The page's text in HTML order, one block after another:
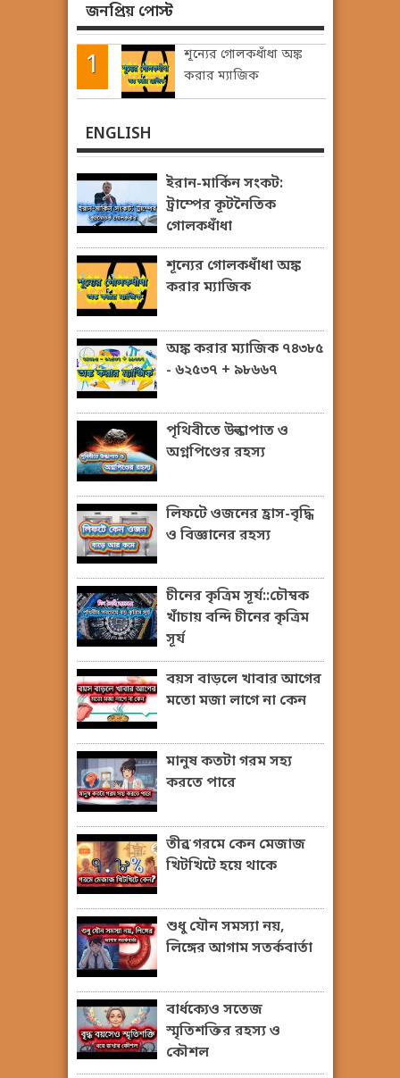
জনপ্রিয় পোস্ট
শূন্যের গোলকধাঁধা অঙ্ক
করার ম্যাজিক
ENGLISH
ইরান-মার্কিন সংকট:
ট্রাম্পের কূটনৈতিক
গোলকধাঁধা
শূন্যের গোলকধাঁধা অঙ্ক
করার ম্যাজিক
অঙ্ক করার ম্যাজিক ৭৪৩৮৫
- ৬২৫৩৭ + ৯৮৬৬৭
পৃথিবীতে উল্কাপাত ও
অগ্নপিণ্ডের রহস্য
লিফটে ওজনের হ্রাস-বৃদ্ধি
ও বিজ্ঞানের রহস্য
চীনের কৃত্রিম সূর্য::চৌম্বক
খাঁচায় বন্দি চীনের কৃত্রিম
সূর্য
বয়স বাড়লে খাবার আগের
মতো মজা লাগে না কেন
মানুষ কতটা গরম সহ্য
করতে পারে
তীব্র গরমে কেন মেজাজ
খিটখিটে হয়ে থাকে
শুধু যৌন সমস্যা নয়,
লিঙ্গের আগাম সতর্কবার্তা
বার্ধক্যেও সতেজ
স্মৃতিশক্তির রহস্য ও
কৌশল